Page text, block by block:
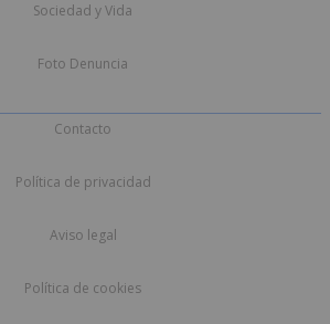
Sociedad y Vida
Foto Denuncia
Contacto
Política de privacidad
Aviso legal
Política de cookies